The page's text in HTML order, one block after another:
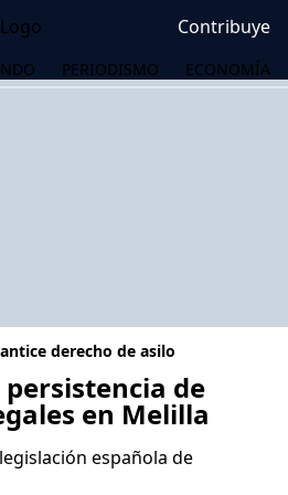
Contribuye
PERIODISMO ECONOMÍA
derecho de asilo
de
en Melilla
española de